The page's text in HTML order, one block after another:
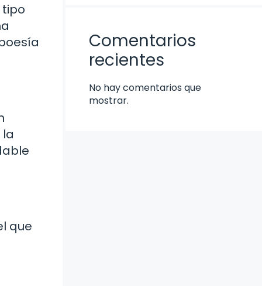
que
Comentarios
recientes
No hay comentarios que
mostrar.